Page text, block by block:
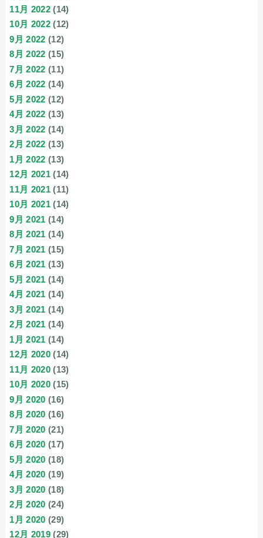
11月 2022 (14)
10月 2022 (12)
9月 2022 (12)
8月 2022 (15)
7月 2022 (11)
6月 2022 (14)
5月 2022 (12)
4月 2022 (13)
3月 2022 (14)
2月 2022 (13)
1月 2022 (13)
12月 2021 (14)
11月 2021 (11)
10月 2021 (14)
9月 2021 (14)
8月 2021 (14)
7月 2021 (15)
6月 2021 (13)
5月 2021 (14)
4月 2021 (14)
3月 2021 (14)
2月 2021 (14)
1月 2021 (14)
12月 2020 (14)
11月 2020 (13)
10月 2020 (15)
9月 2020 (16)
8月 2020 (16)
7月 2020 (21)
6月 2020 (17)
5月 2020 (18)
4月 2020 (19)
3月 2020 (18)
2月 2020 (24)
1月 2020 (29)
12月 2019 (29)